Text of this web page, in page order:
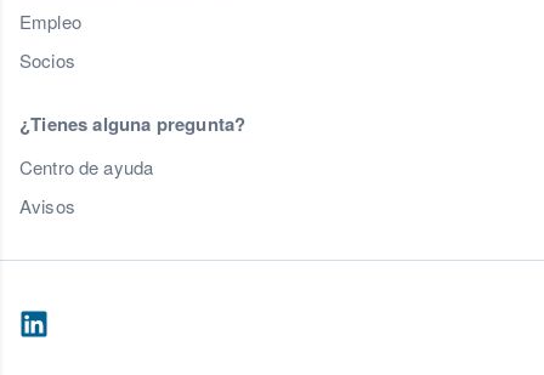
Empleo
Socios
¿Tienes alguna pregunta?
Centro de ayuda
Avisos